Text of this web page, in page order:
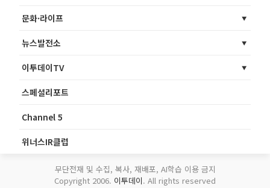
문화·라이프
뉴스발전소
이투데이TV
스페셜리포트
Channel 5
위너스IR클럽
무단전재 및 수집, 복사, 재배포, AI학습 이용 금지
Copyright 2006. 이투데이. All rights reserved